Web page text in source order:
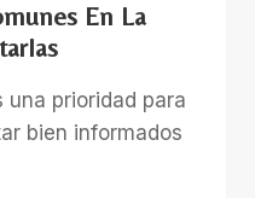
En La
una prioridad para
bien informados